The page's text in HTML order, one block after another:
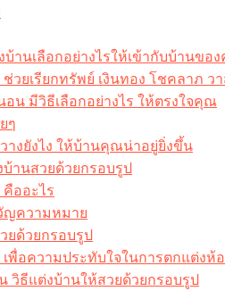
านเลือกอย่างไรให้เข้ากับบ้านขอ
วยเรียกทรัพย์ เงินทอง โชคลาภ ว
น มีวิธีเลือกอย่างไร ให้ตรงใจคุณ
ๆ
างยังไง ให้บ้านคุณน่าอยู่ยิ่งขึ้น
บ้านสวยด้วยกรอบรูป
ออะไร​
ญความหมาย
ยด้วยกรอบรูป
พื่อความประทับใจในการตกแต่งห้
วิธีแต่งบ้านให้สวยด้วยกรอบรูป